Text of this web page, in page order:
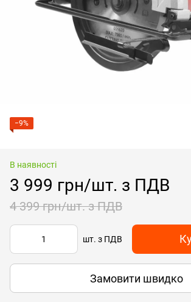
−9%
В наявності
3 999 грн/шт. з ПДВ
4 399 грн/шт. з ПДВ
шт. з ПДВ
Замовити швидко